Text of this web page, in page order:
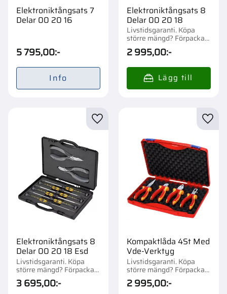
Elektroniktångsats 7
Delar 00 20 16
5 795,00:-
Info
Elektroniktångsats 8
Delar 00 20 18
Livstidsgaranti. Köpa
större mängd? Förpackad
om 1 st.
2 995,00:-
Elektroniktångsats 8
Delar 00 20 18 Esd
Livstidsgaranti. Köpa
större mängd? Förpackad
om 1 st.
3 695,00:-
Lägg till i favoriter
Kompaktlåda 4St Med
Vde-Verktyg
Livstidsgaranti. Köpa
större mängd? Förpackad
om 1 st.
2 995,00:-